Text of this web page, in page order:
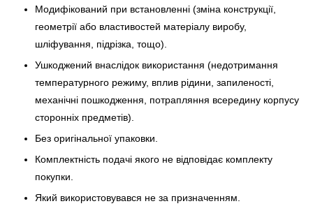
Модифікований при встановленні (зміна конструкції,
геометрії або властивостей матеріалу виробу,
шліфування, підрізка, тощо).
Ушкоджений внаслідок використання (недотримання
температурного режиму, вплив рідини, запиленості,
механічні пошкодження, потрапляння всередину корпусу
сторонніх предметів).
Без оригінальної упаковки.
Комплектність подачі якого не відповідає комплекту
покупки.
Який використовувався не за призначенням.